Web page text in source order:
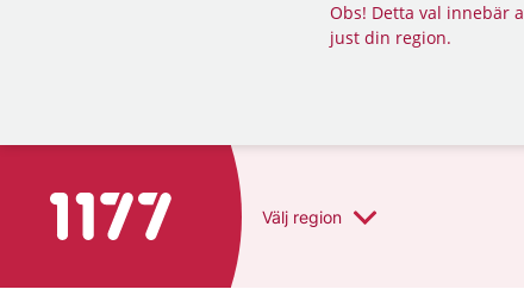
Obs! Detta val innebär
just din region.
Till startsidan för 1177 Välj region